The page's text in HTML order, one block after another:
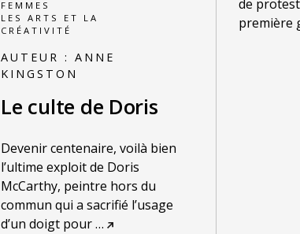
FEMMES
LES ARTS ET LA
CRÉATIVITÉ
AUTEUR :ANNE
KINGSTON
Le culte de Doris
Devenir centenaire, voilà bien
l’ultime exploit de Doris
McCarthy, peintre hors du
commun qui a sacrifié l’usage
d’un doigt pour…
de
première